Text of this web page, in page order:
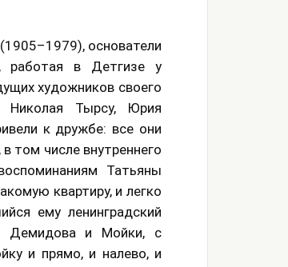
основатели
работая в Детгизе у
художников своего
Николая Тырсу, Юрия
к дружбе: все они
том числе внутреннего
Татьяны
квартиру, и легко
ему ленинградский
Демидова и Мойки, с
и прямо, и налево, и